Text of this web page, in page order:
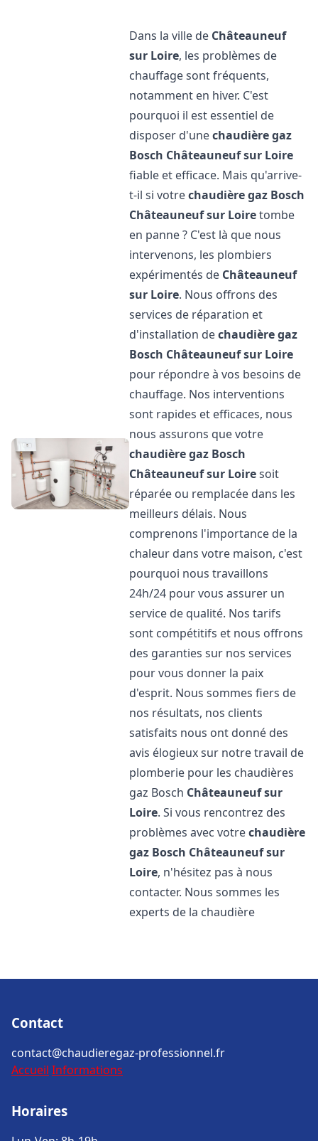
Dans la ville de Châteauneuf
sur Loire, les problèmes de
chauffage sont fréquents,
notamment en hiver. C'est
pourquoi il est essentiel de
disposer d'unechaudière gaz
Bosch Châteauneuf sur Loire
fiable et efficace. Mais qu'arrive-
t-il si votrechaudière gaz Bosch
Châteauneuf sur Loiretombe
en panne ? C'est là que nous
intervenons, les plombiers
expérimentés de Châteauneuf
sur Loire. Nous offrons des
services de réparation et
d'installation dechaudière gaz
Bosch Châteauneuf sur Loire
pour répondre à vos besoins de
chauffage. Nos interventions
sont rapides et efficaces, nous
nous assurons que votre
chaudière gaz Bosch
Châteauneuf sur Loiresoit
réparée ou remplacée dans les
meilleurs délais. Nous
comprenons l'importance de la
chaleur dans votre maison, c'est
pourquoi nous travaillons
24h/24 pour vous assurer un
service de qualité. Nos tarifs
sont compétitifs et nous offrons
des garanties sur nos services
pour vous donner la paix
d'esprit. Nous sommes fiers de
nos résultats, nos clients
satisfaits nous ont donné des
avis élogieux sur notre travail de
plomberie pour les chaudières
gaz Bosch Châteauneuf sur
Loire. Si vous rencontrez des
problèmes avec votrechaudière
gaz Bosch Châteauneuf sur
Loire, n'hésitez pas à nous
contacter. Nous sommes les
experts de la chaudière
Contact
contact@chaudieregaz-professionnel.fr
Accueil Informations
Horaires